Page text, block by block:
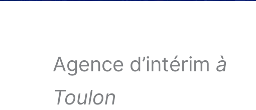
Agence d’intérim à
Toulon